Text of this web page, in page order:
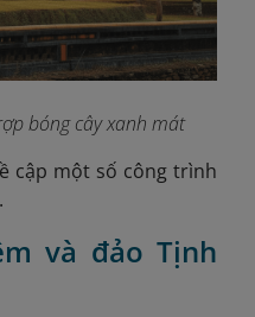
bóng cây xanh mát
cập một số công trình
và đảo Tịnh